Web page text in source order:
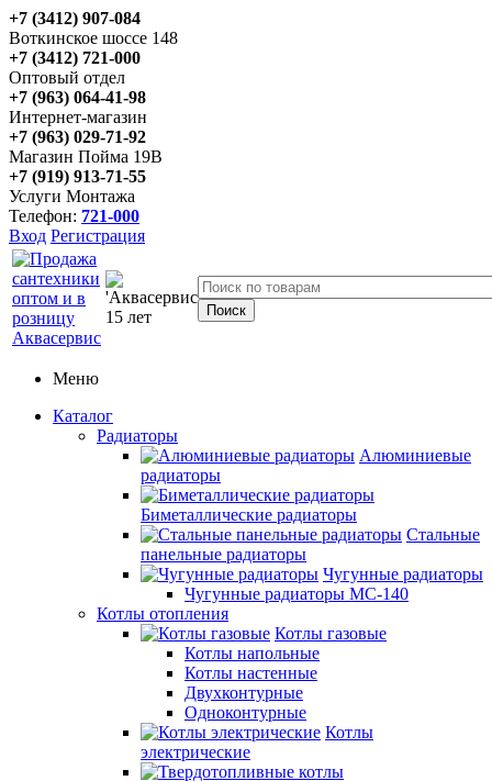
+7 (3412) 907-084
Воткинское шоссе 148
+7 (3412) 721-000
Оптовый отдел
+7 (963) 064-41-98
Интернет-магазин
+7 (963) 029-71-92
Магазин Пойма 19В
+7 (919) 913-71-55
Услуги Монтажа
Телефон: 721-000
Вход Регистрация
Меню
Каталог
Радиаторы
Алюминиевые
радиаторы
Биметаллические радиаторы
Стальные
панельные радиаторы
Чугунные радиаторы
Чугунные радиаторы МС-140
Котлы отопления
Котлы газовые
Котлы напольные
Котлы настенные
Двухконтурные
Одноконтурные
Котлы
электрические